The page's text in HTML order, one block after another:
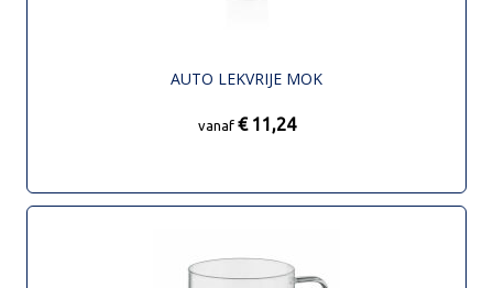
AUTO LEKVRIJE MOK
vanaf € 11,24